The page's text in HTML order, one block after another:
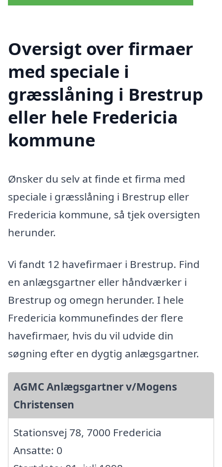
Oversigt over firmaer
med speciale i
græsslåning i Brestrup
eller hele Fredericia
kommune
Ønsker du selv at finde et firma med
speciale i græsslåning i Brestrup eller
Fredericia kommune, så tjek oversigten
herunder.
Vi fandt 12 havefirmaer i Brestrup. Find
en anlægsgartner eller håndværker i
Brestrup og omegn herunder. I hele
Fredericia kommunefindes der flere
havefirmaer, hvis du vil udvide din
søgning efter en dygtig anlægsgartner.
AGMC Anlægsgartner v/Mogens
Christensen
Stationsvej 78, 7000 Fredericia
Ansatte: 0